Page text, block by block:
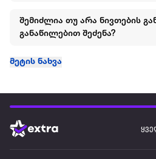
შემიძლია თუ არა ნივთების
განაწილებით შეძენა?
მეტის ნახვა